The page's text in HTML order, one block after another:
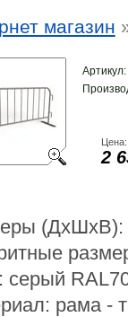
магазин
Артикул:
Цена:
2
(ДхШхВ):
серый
рама -